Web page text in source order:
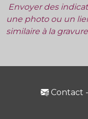
Envoyer des
une photo ou un
similaire à la gravure
Contact -